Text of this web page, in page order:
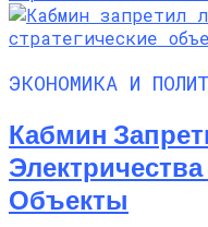
ЭКОНОМИКА И
Кабмин
Объекты